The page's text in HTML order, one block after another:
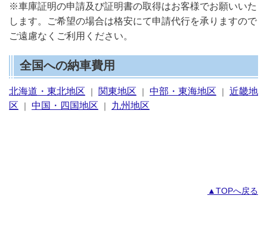
※車庫証明の申請及び証明書の取得はお客様でお願いいた
します。ご希望の場合は格安にて申請代行を承りますので
ご遠慮なくご利用ください。
全国への納車費用
北海道・東北地区 ｜ 関東地区 ｜ 中部・東海地区 ｜ 近畿地
区 ｜ 中国・四国地区 ｜ 九州地区
▲TOPへ戻る